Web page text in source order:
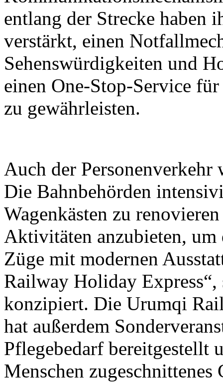
entlang der Strecke haben
verstärkt, einen
Sehenswürdigkeiten und
einen One-Stop-Service
zu gewährleisten.
Auch der
Die Bahnbehörden
Wagenkästen zu
Aktivitäten anzubieten, um
Züge mit modernen
Railway Holiday
konzipiert. Die Urumqi
hat außerdem
Pflegebedarf bereitgestellt
Menschen